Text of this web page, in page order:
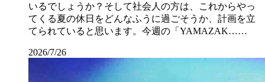
いるでしょうか？そして社会人の方は、これからやっ
てくる夏の休日をどんなふうに過ごそうか、計画を立
てられていると思います。今週の「YAMAZAK……
2026/7/26